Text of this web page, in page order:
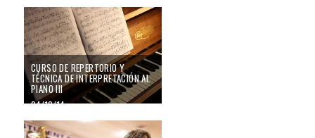
CURSO DE REPERTORIO Y
TÉCNICA DE INTERPRETACIÓN AL
PIANO III
04/10/14